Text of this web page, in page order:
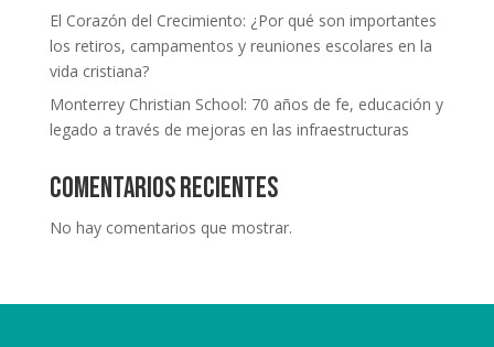
El Corazón del Crecimiento: ¿Por qué son importantes
los retiros, campamentos y reuniones escolares en la
vida cristiana?
Monterrey Christian School: 70 años de fe, educación y
legado a través de mejoras en las infraestructuras
Comentarios recientes
No hay comentarios que mostrar.